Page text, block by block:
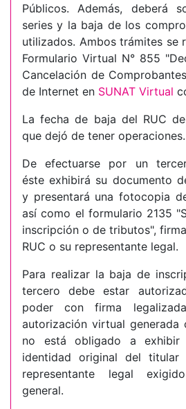
Públicos. Además, deberá
series y la baja de los
utilizados. Ambos trámites se
Formulario Virtual N° 855
Cancelación de
de Internet en SUNAT Virtual
La fecha de baja del RUC
que dejó de tener operaciones.
De efectuarse por un
éste exhibirá su documento
y presentará una fotocopia
así como el formulario 2135
inscripción o de tributos",
RUC o su representante legal.
Para realizar la baja de
tercero debe estar
poder con firma
autorización virtual generada
no está obligado a exhibir
identidad original del
representante legal
general.